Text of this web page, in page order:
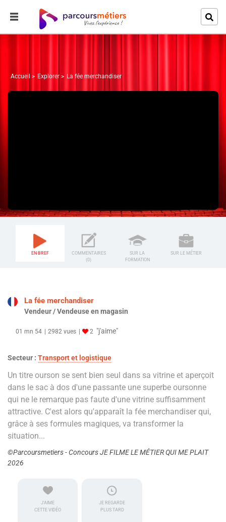
Accueil Explorer La fée merchandiser
EN BREF
COMMENTAIRES
(0)
SUR LA
FORMATION
SUR LE MÉTIER
La fée merchandiser
Vendeur / Vendeuse en magasin
01 mn 54 2982 vues 2 "j'aime"
Secteur : Transport et logistique
Un titre ourson se sent bien seul dans sa vitrine et aperçoit
dans le sac à dos d'une passante une superbe oursonne
qui ne le remarque pas faute d'une vitrine suffisamment
attractive. C'est alors qu'apparaît la fée merchandiser qui,
grâce à ses formules magiques, va transformer la
situation...
©Parcoursmetiers - Concours JE FILME LE MÉTIER QUI ME PLAIT
2026
J'AIME
CETTE VIDÉO
JE REGARDE
PLUS TARD